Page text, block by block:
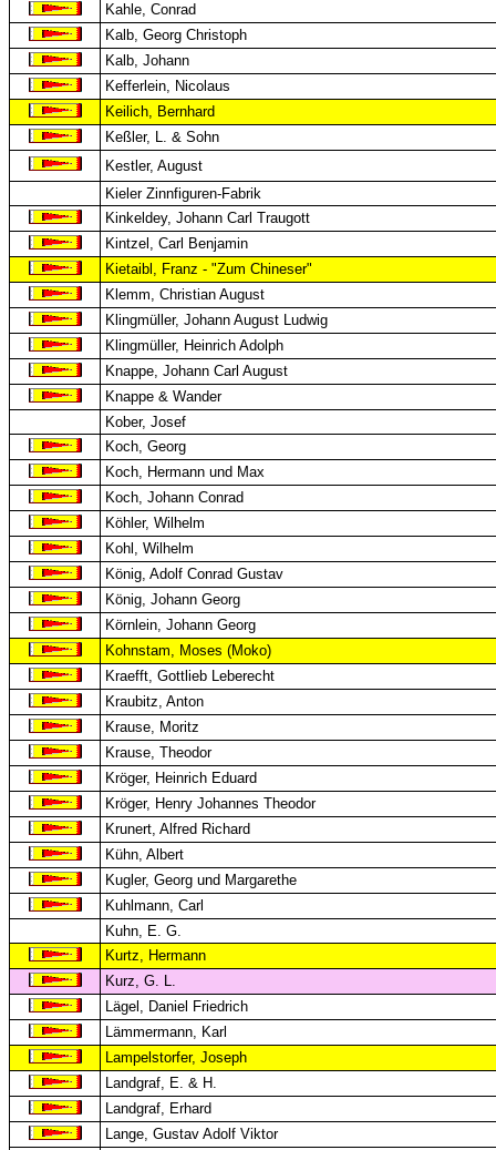
Kahle, Conrad
Kalb, Georg Christoph
Kalb, Johann
Kefferlein, Nicolaus
Keilich, Bernhard
Keßler, L. & Sohn
Kestler, August
Kieler Zinnfiguren-Fabrik
Kinkeldey, Johann Carl Traugott
Kintzel, Carl Benjamin
Kietaibl, Franz - "Zum Chineser"
Klemm, Christian August
Klingmüller, Johann August Ludwig
Klingmüller, Heinrich Adolph
Knappe, Johann Carl August
Knappe & Wander
Kober, Josef
Koch, Georg
Koch, Hermann und Max
Koch, Johann Conrad
Köhler, Wilhelm
Kohl, Wilhelm
König, Adolf Conrad Gustav
König, Johann Georg
Körnlein, Johann Georg
Kohnstam, Moses (Moko)
Kraefft, Gottlieb Leberecht
Kraubitz, Anton
Krause, Moritz
Krause, Theodor
Kröger, Heinrich Eduard
Kröger, Henry Johannes Theodor
Krunert, Alfred Richard
Kühn, Albert
Kugler, Georg und Margarethe
Kuhlmann, Carl
Kuhn, E. G.
Kurtz, Hermann
Kurz, G. L.
Lägel, Daniel Friedrich
Lämmermann, Karl
Lampelstorfer, Joseph
Landgraf, E. & H.
Landgraf, Erhard
Lange, Gustav Adolf Viktor